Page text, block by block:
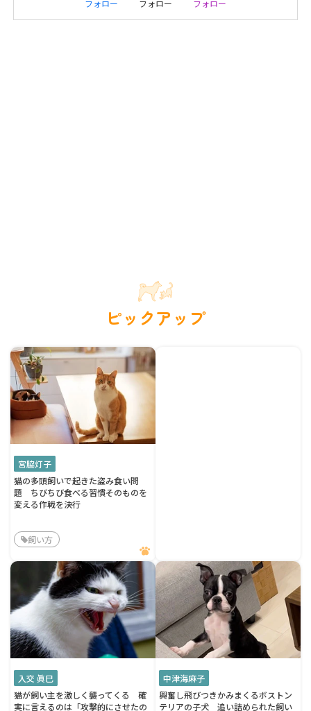
フォロー
フォロー
フォロー
ピックアップ
宮脇灯子
猫の多頭飼いで起きた盗み食い問
題 ちびちび食べる習慣そのものを
変える作戦を決行
飼い方
入交 眞巳
猫が飼い主を激しく襲ってくる 確
実に言えるのは「攻撃的にさせたの
中津海麻子
興奮し飛びつきかみまくるボストン
テリアの子犬 追い詰められた飼い